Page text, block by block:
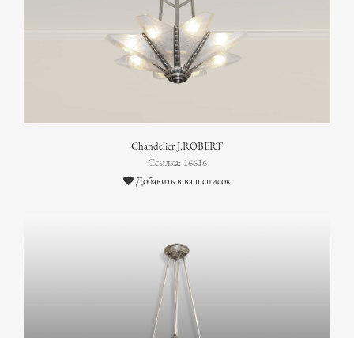
Chandelier J.ROBERT
Ссылка: 16616
Добавить в ваш список